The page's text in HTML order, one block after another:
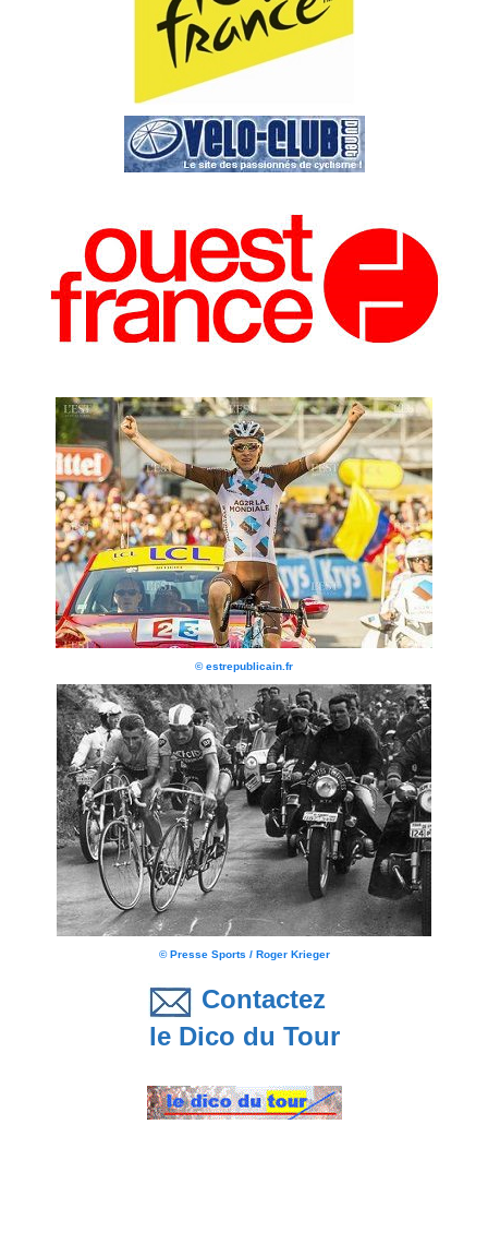
© estrepublicain.fr
© Presse Sports / Roger Krieger
Contactez
le Dico du Tour